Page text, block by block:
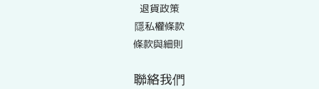
退貨政策
隱私權條款
條款與細則
聯絡我們